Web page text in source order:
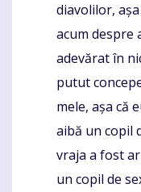
diavolilor,
acum despre
adevărat în
putut
mele, așa că
aibă un copil
vraja a fost
un copil de